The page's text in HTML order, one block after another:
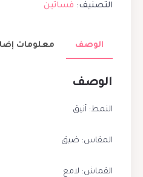
التصنيف: فساتين
الوصف معلومات
الوصف
النمط: أنيق
المقاس: ضيق
القماش: لامع